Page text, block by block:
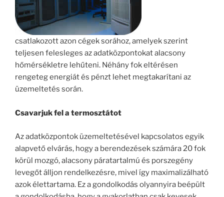
csatlakozott azon cégek sorához, amelyek szerint
teljesen felesleges az adatközpontokat alacsony
hőmérsékletre lehűteni. Néhány fok eltérésen
rengeteg energiát és pénzt lehet megtakarítani az
üzemeltetés során.
Csavarjuk fel a termosztátot
Az adatközpontok üzemeltetésével kapcsolatos egyik
alapvető elvárás, hogy a berendezések számára 20 fok
körül mozgó, alacsony páratartalmú és porszegény
levegőt álljon rendelkezésre, mivel így maximalizálható
azok élettartama. Ez a gondolkodás olyannyira beépült